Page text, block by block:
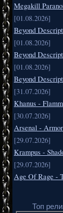
Megakill
[01.08.2026]
Beyond
[01.08.2026]
Beyond
[01.08.2026]
Beyond
[31.07.2026]
Khanus -
[30.07.2026]
Arsenal -
[29.07.2026]
Krampus -
[29.07.2026]
Age Of Rage -
Топ